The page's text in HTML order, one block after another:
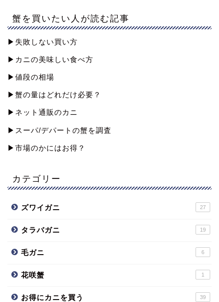
蟹を買いたい人が読む記事
▶︎失敗しない買い方
▶︎カニの美味しい食べ方
▶︎値段の相場
▶︎蟹の量はどれだけ必要？
▶︎ネット通販のカニ
▶︎スーパ/デパートの蟹を調査
▶︎市場のかにはお得？
カテゴリー
ズワイガニ 27
タラバガニ 19
毛ガニ 6
花咲蟹 1
お得にカニを買う 39